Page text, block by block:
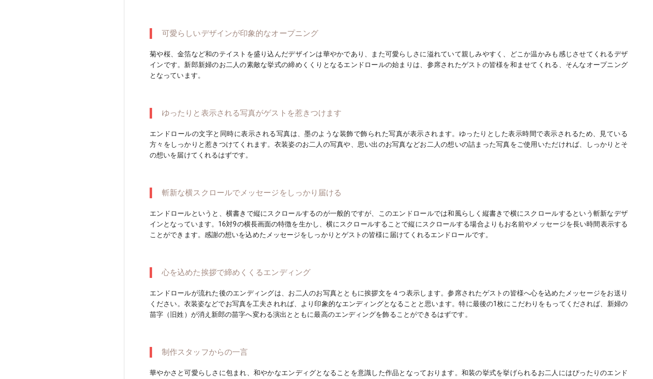
可愛らしいデザインが印象的なオープニング
菊や桜、金箔など和のテイストを盛り込んだデザインは華やかであり、また可愛らしさに溢れていて親しみやすく、どこか温かみも感じさせてくれるデザ
インです。新郎新婦のお二人の素敵な挙式の締めくくりとなるエンドロールの始まりは、参席されたゲストの皆様を和ませてくれる、そんなオープニング
となっています。
ゆったりと表示される写真がゲストを惹きつけます
エンドロールの文字と同時に表示される写真は、墨のような装飾で飾られた写真が表示されます。ゆったりとした表示時間で表示されるため、見ている
方々をしっかりと惹きつけてくれます。衣装姿のお二人の写真や、思い出のお写真などお二人の想いの詰まった写真をご使用いただければ、しっかりとそ
の想いを届けてくれるはずです。
斬新な横スクロールでメッセージをしっかり届ける
エンドロールというと、横書きで縦にスクロールするのが一般的ですが、このエンドロールでは和風らしく縦書きで横にスクロールするという斬新なデザ
インとなっています。16対9の横長画面の特徴を生かし、横にスクロールすることで縦にスクロールする場合よりもお名前やメッセージを長い時間表示する
ことができます。感謝の想いを込めたメッセージをしっかりとゲストの皆様に届けてくれるエンドロールです。
心を込めた挨拶で締めくくるエンディング
エンドロールが流れた後のエンディングは、お二人のお写真とともに挨拶文を４つ表示します。参席されたゲストの皆様へ心を込めたメッセージをお送り
ください。衣装姿などでお写真を工夫されれば、より印象的なエンディングとなることと思います。特に最後の1枚にこだわりをもってくだされば、新婦の
苗字（旧姓）が消え新郎の苗字へ変わる演出とともに最高のエンディングを飾ることができるはずです。
制作スタッフからの一言
華やかさと可愛らしさに包まれ、和やかなエンディグとなることを意識した作品となっております。和装の挙式を挙げられるお二人にはぴったりのエンド